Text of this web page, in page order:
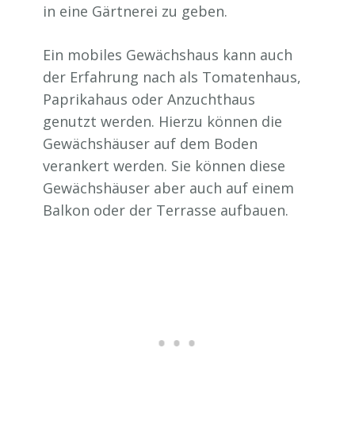
in eine Gärtnerei zu geben.
Ein mobiles Gewächshaus kann auch
der Erfahrung nach als Tomatenhaus,
Paprikahaus oder Anzuchthaus
genutzt werden. Hierzu können die
Gewächshäuser auf dem Boden
verankert werden. Sie können diese
Gewächshäuser aber auch auf einem
Balkon oder der Terrasse aufbauen.